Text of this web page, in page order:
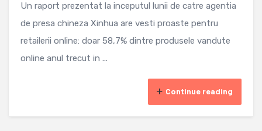
Un raport prezentat la inceputul lunii de catre agentia
de presa chineza Xinhua are vesti proaste pentru
retailerii online: doar 58,7% dintre produsele vandute
online anul trecut in ...
Continue reading